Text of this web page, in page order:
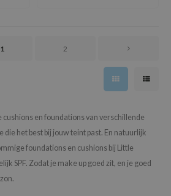
1 2
cushions en foundations van verschillende
die het best bij jouw teint past. En natuurlijk
foundations en cushions bij Little
SPF. Zodat je make up goed zit, en je goed